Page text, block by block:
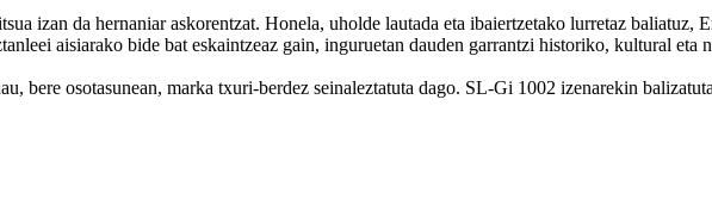
izan da hernaniar askorentzat. Honela, uholde lautada eta ibaiertzetako lurretaz baliatuz,
aisiarako bide bat eskaintzeaz gain, inguruetan dauden garrantzi historiko, kultural eta
bere osotasunean, marka txuri-berdez seinaleztatuta dago. SL-Gi 1002 izenarekin